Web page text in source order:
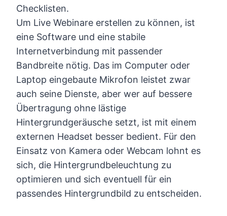
Checklisten.
Um Live Webinare erstellen zu können, ist
eine Software und eine stabile
Internetverbindung mit passender
Bandbreite nötig. Das im Computer oder
Laptop eingebaute Mikrofon leistet zwar
auch seine Dienste, aber wer auf bessere
Übertragung ohne lästige
Hintergrundgeräusche setzt, ist mit einem
externen Headset besser bedient. Für den
Einsatz von Kamera oder Webcam lohnt es
sich, die Hintergrundbeleuchtung zu
optimieren und sich eventuell für ein
passendes Hintergrundbild zu entscheiden.